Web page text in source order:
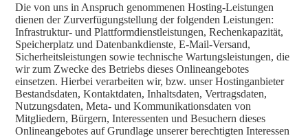
Die von uns in Anspruch genommenen Hosting-Leistungen
dienen der Zurverfügungstellung der folgenden Leistungen:
Infrastruktur- und Plattformdienstleistungen, Rechenkapazität,
Speicherplatz und Datenbankdienste, E-Mail-Versand,
Sicherheitsleistungen sowie technische Wartungsleistungen, die
wir zum Zwecke des Betriebs dieses Onlineangebotes
einsetzen. Hierbei verarbeiten wir, bzw. unser Hostinganbieter
Bestandsdaten, Kontaktdaten, Inhaltsdaten, Vertragsdaten,
Nutzungsdaten, Meta- und Kommunikationsdaten von
Mitgliedern, Bürgern, Interessenten und Besuchern dieses
Onlineangebotes auf Grundlage unserer berechtigten Interessen